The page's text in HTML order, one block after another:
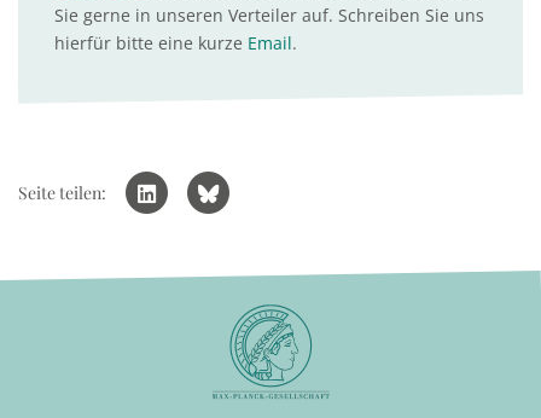
Sie gerne in unseren Verteiler auf. Schreiben Sie uns
hierfür bitte eine kurze Email.
Seite teilen: